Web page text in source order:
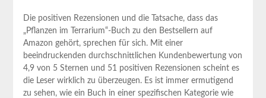
Die positiven Rezensionen und die Tatsache, dass das
„Pflanzen im Terrarium“-Buch zu‍ den Bestsellern auf
Amazon⁤ gehört, sprechen für sich. Mit einer
beeindruckenden durchschnittlichen Kundenbewertung von
4,9 von 5 Sternen und ⁤51 positiven Rezensionen scheint es
‍die Leser wirklich zu überzeugen. Es ist immer‍ ermutigend
zu sehen, wie ein Buch in einer spezifischen Kategorie wie